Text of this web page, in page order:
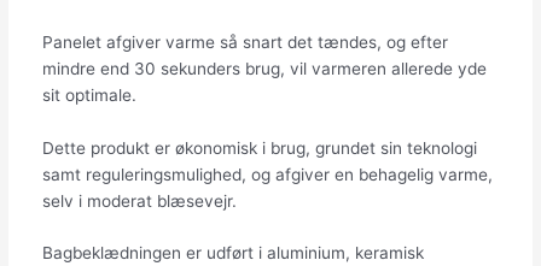
Panelet afgiver varme så snart det tændes, og efter
mindre end 30 sekunders brug, vil varmeren allerede yde
sit optimale.
Dette produkt er økonomisk i brug, grundet sin teknologi
samt reguleringsmulighed, og afgiver en behagelig varme,
selv i moderat blæsevejr.
Bagbeklædningen er udført i aluminium, keramisk